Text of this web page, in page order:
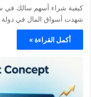
كيفية شراء أسهم سالك في
شهدت أسواق المال في دولة
أكمل القراءة »